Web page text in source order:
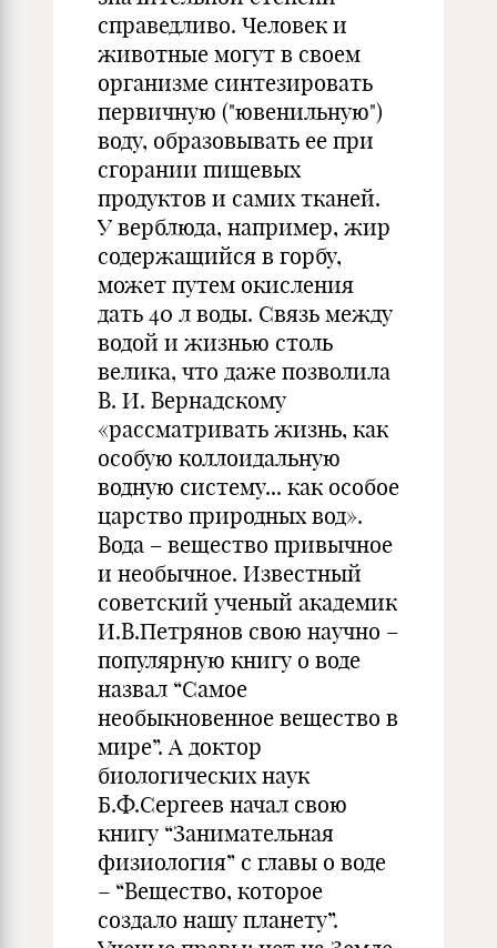
справедливо. Человек и
животные могут в своем
организме синтезировать
первичную ("ювенильную")
воду, образовывать ее при
сгорании пищевых
продуктов и самих тканей.
У верблюда, например, жир
содержащийся в горбу,
может путем окисления
дать 40 л воды. Связь между
водой и жизнью столь
велика, что даже позволила
В. И. Вернадскому
«рассматривать жизнь, как
особую коллоидальную
водную систему... как особое
царство природных вод».
Вода – вещество привычное
и необычное. Известный
советский ученый академик
И.В.Петрянов свою научно –
популярную книгу о воде
назвал “Самое
необыкновенное вещество в
мире”. А доктор
биологических наук
Б.Ф.Сергеев начал свою
книгу “Занимательная
физиология” с главы о воде
– “Вещество, которое
создало нашу планету”.